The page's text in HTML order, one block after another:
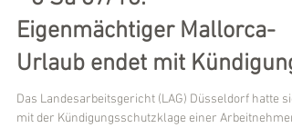
LAG Düsseldorf, 10.07.2018
- 8 Sa 87/18:
Eigenmächtiger Mallorca-
Urlaub endet mit Kündigung